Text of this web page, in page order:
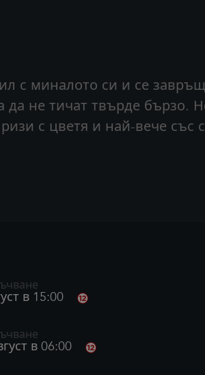
с миналото си и се
да не тичат твърде бързо.
с цветя и най-вече
в 15:00
в 06:00